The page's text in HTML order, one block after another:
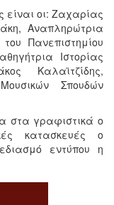
είναι οι: Ζαχαρίας
Αναπληρώτρια
Πανεπιστημίου
Ιστορίας
Καλαϊτζίδης,
Σπουδών
στα γραφιστικά ο
κατασκευές ο
εντύπου η